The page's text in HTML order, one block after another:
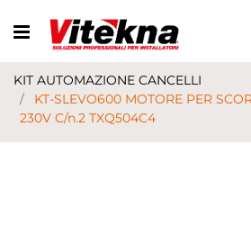
Open menu
KIT AUTOMAZIONE CANCELLI
KT-SLEVO600 MOTORE PER
230V C/n.2 TXQ504C4